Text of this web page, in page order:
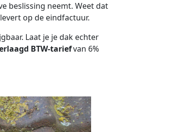
beslissing neemt. Weet dat
op de eindfactuur.
Laat je je dak echter
BTW-tariefvan 6%